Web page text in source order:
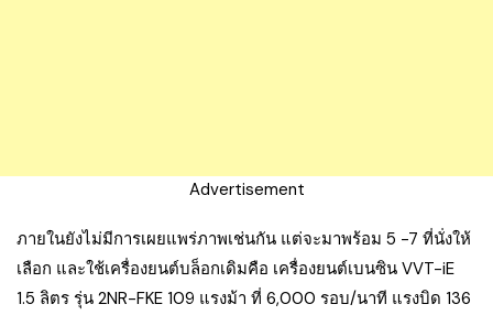
Advertisement
ภายในยังไม่มีการเผยแพร่ภาพเช่นกัน แต่จะมาพร้อม 5 -7 ที่นั่งให้
เลือก และใช้เครื่องยนต์บล็อกเดิมคือ เครื่องยนต์เบนซิน VVT-iE
1.5 ลิตร รุ่น 2NR-FKE 109 แรงม้า ที่ 6,000 รอบ/นาที แรงบิด 136